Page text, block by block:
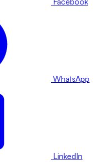
WhatsApp
LinkedIn